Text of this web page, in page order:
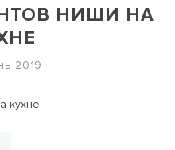
НИШИ НА
2019